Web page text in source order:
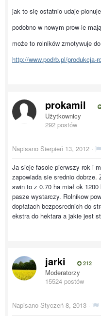
jak to się ostatnio udaje-
podobno w nowym prow-ie
może to rolników zmotywuje
http://www.podrb.pl/produkcja-
prokamil
Użytkownicy
292 postów
Napisano Sierpień 13, 2012 ·
Ja sieje fasole pierwszy rok i
zapowiada sie srednio
swin to z 0.70 ha miał ok
pasze wystarczy. Rolnikow
dopłatach bezposrednich do
ekstra do hektara a jakie jest
jarki 212
Moderatorzy
15524 postów
Napisano Styczeń 8, 2013 ·